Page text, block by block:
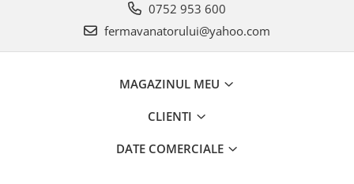
0752 953 600
fermavanatorului@yahoo.com
MAGAZINUL MEU
CLIENTI
DATE COMERCIALE